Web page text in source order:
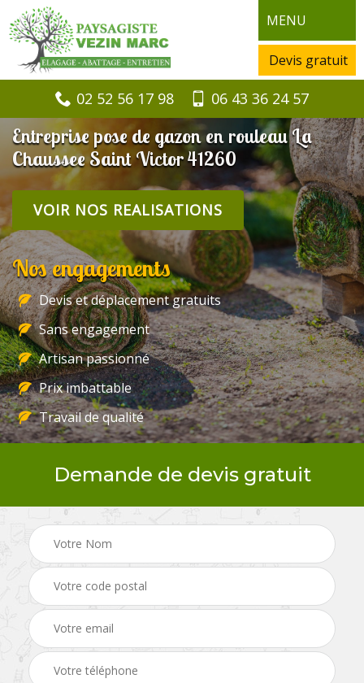
MENU
Devis gratuit
02 52 56 17 98 06 43 36 24 57
Entreprise pose de gazon en rouleau La
Chaussee Saint Victor 41260
VOIR NOS REALISATIONS
Nos engagements
Devis et déplacement gratuits
Sans engagement
Artisan passionné
Prix imbattable
Travail de qualité
Demande de devis gratuit